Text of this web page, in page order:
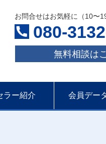
お問合せはお気軽に（10〜
080-
無料相談は
ラー紹介 会員デー